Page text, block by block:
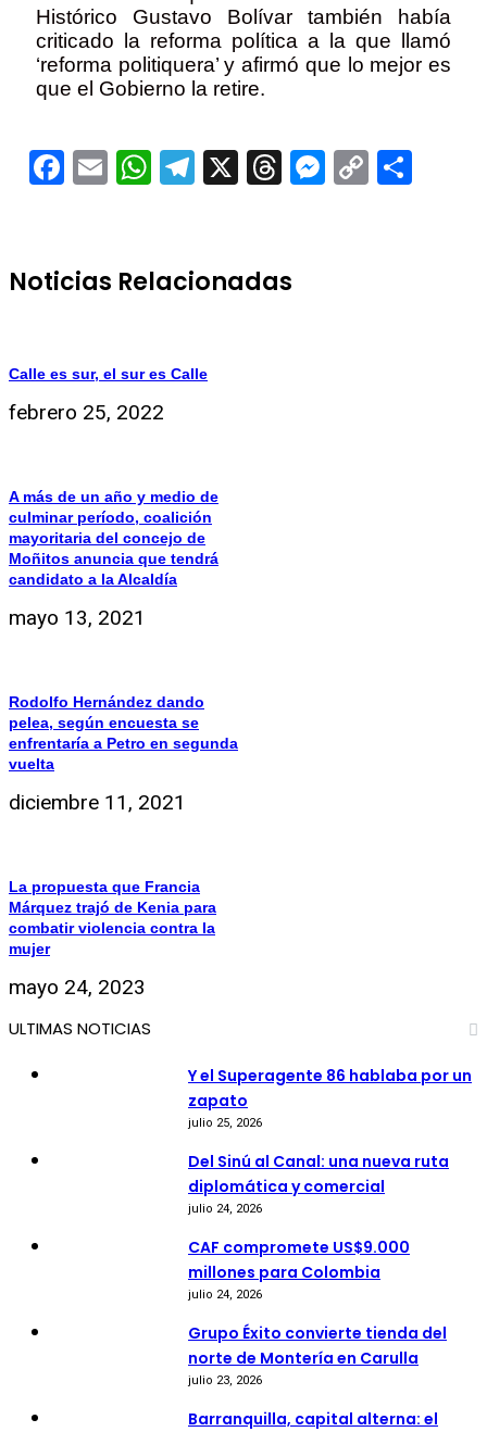
Histórico Gustavo Bolívar también había
criticado la reforma política a la que llamó
‘reforma politiquera’ y afirmó que lo mejor es
que el Gobierno la retire.
Facebook
EmailWhatsApp
Telegram
X ThreadsCopy
Noticias Relacionadas
Calle es sur, el sur es Calle
febrero 25, 2022
A más de un año y medio de
culminar período, coalición
mayoritaria del concejo de
Moñitos anuncia que tendrá
candidato a la Alcaldía
mayo 13, 2021
Rodolfo Hernández dando
pelea, según encuesta se
enfrentaría a Petro en segunda
vuelta
diciembre 11, 2021
La propuesta que Francia
Márquez trajó de Kenia para
combatir violencia contra la
mujer
mayo 24, 2023
ULTIMAS NOTICIAS
Y el Superagente 86 hablaba por un
zapato
julio 25, 2026
Del Sinú al Canal: una nueva ruta
diplomática y comercial
julio 24, 2026
CAF compromete US$9.000
millones para Colombia
julio 24, 2026
Grupo Éxito convierte tienda del
norte de Montería en Carulla
julio 23, 2026
Barranquilla, capital alterna: el